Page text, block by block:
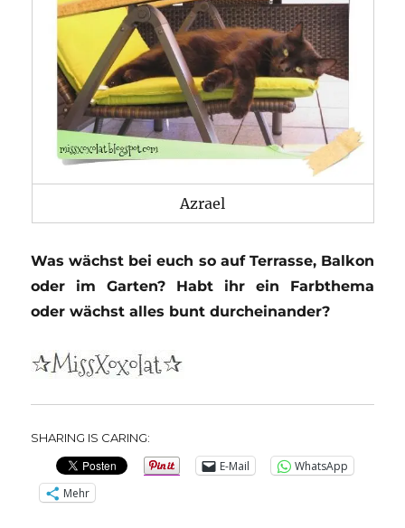
Azrael
Was wächst bei euch so auf Terrasse, Balkon
oder im Garten? Habt ihr ein Farbthema
oder wächst alles bunt durcheinander?
SHARING IS CARING:
E-Mail
WhatsApp
Mehr